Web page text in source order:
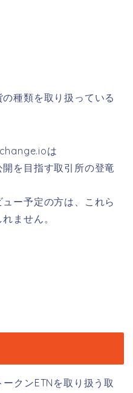
種類を取り扱っている
は
を目指す取引所の登竜
ー予定の方は、これら
ません。
クンETNを取り扱う取